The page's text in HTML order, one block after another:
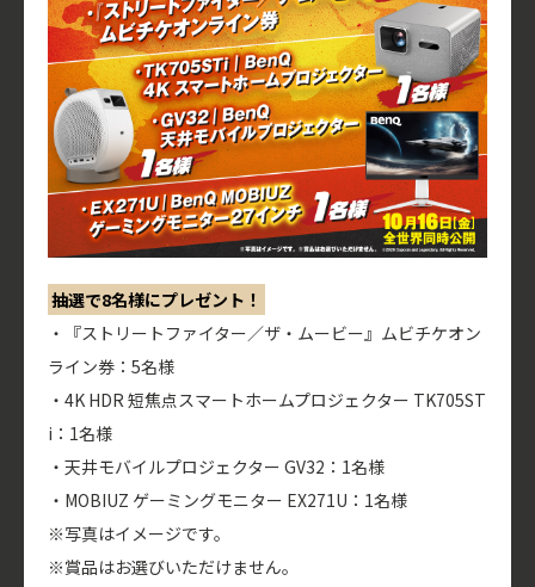
抽選で8名様にプレゼント！
・『ストリートファイター／ザ・ムービー』ムビチケオン
ライン券：5名様
・4K HDR 短焦点スマートホームプロジェクター TK705ST
i：1名様
・天井モバイルプロジェクター GV32：1名様
・MOBIUZ ゲーミングモニター EX271U：1名様
※写真はイメージです。
※賞品はお選びいただけません。